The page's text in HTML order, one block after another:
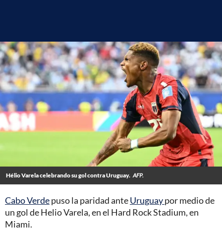
Hélio Varela celebrando su gol contra Uruguay. AFP.
Cabo Verdepuso la paridad anteUruguaypor medio de
un gol de Helio Varela, en el Hard Rock Stadium, en
Miami.